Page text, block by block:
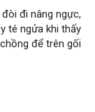
đi nâng ngực,
té ngửa khi thấy
để trên gối